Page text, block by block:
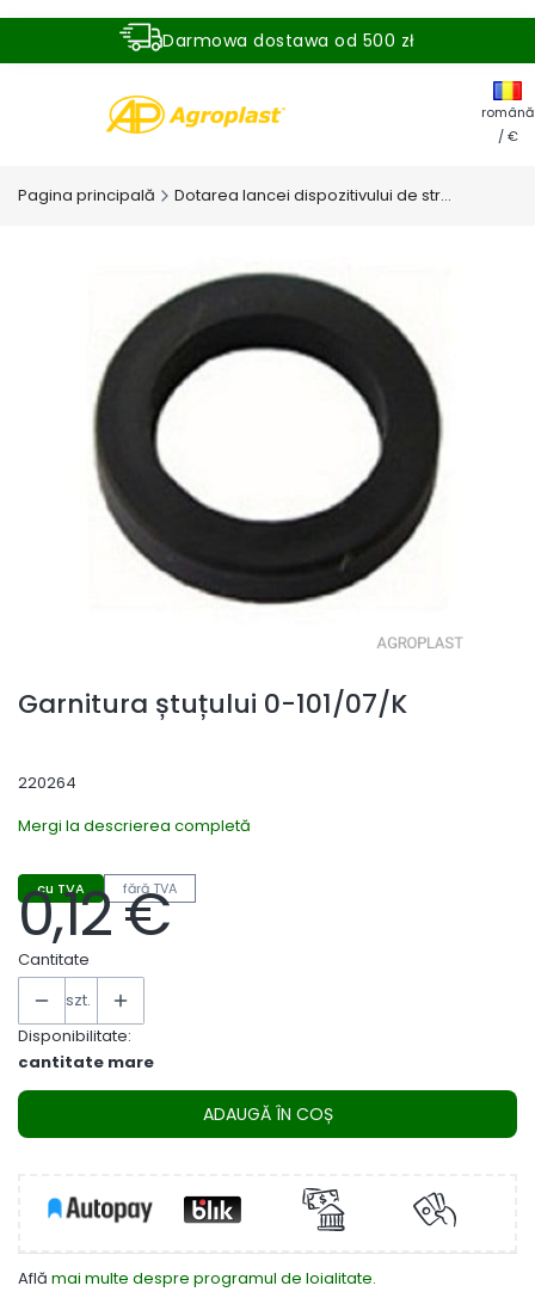
Darmowa dostawa od 500 zł
română
/ €
Pagina principală Dotarea lancei dispozitivului de stropire
Garnitura ștuțului 0-101/07/K
220264
Mergi la descrierea completă
cu TVA fără TVA
Preț
0,12 €
Cantitate
szt.
Disponibilitate:
cantitate mare
ADAUGĂ ÎN COȘ
Află mai multe despre programul de loialitate.